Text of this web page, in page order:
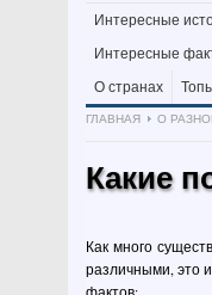
Интересные
Интересные
О странах
ГЛАВНАЯ
О
Какие
Как много
различными, это